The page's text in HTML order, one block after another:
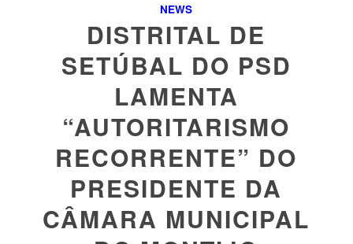
NEWS
DISTRITAL DE
SETÚBAL DO PSD
LAMENTA
“AUTORITARISMO
RECORRENTE” DO
PRESIDENTE DA
CÂMARA MUNICIPAL